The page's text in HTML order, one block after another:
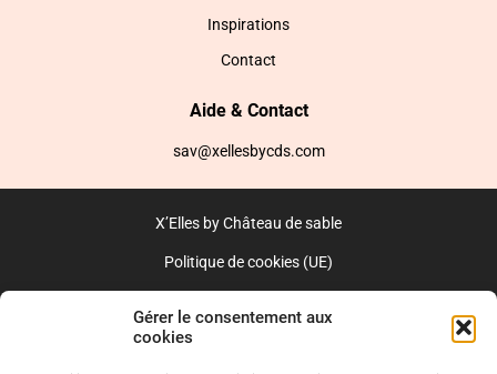
Gérer le consentement aux
cookies
Inspirations
Contact
Aide & Contact
sav@xellesbycds.com
X’Elles by Château de sable
Politique de cookies (UE)
Réalisé par l’agence web :